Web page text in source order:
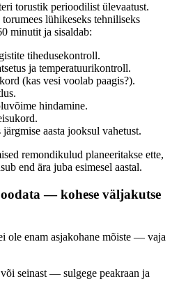
torustik perioodilist ülevaatust.
lühikeseks tehniliseks
minutit ja sisaldab:
tihedusekontroll.
ja temperatuurikontroll.
(kas vesi voolab paagis?).
hindamine.
aasta jooksul vahetust.
remondikulud planeeritakse ette,
end ära juba esimesel aastal.
— kohese väljakutse
ole enam asjakohane mõiste — vaja
seinast — sulgege peakraan ja